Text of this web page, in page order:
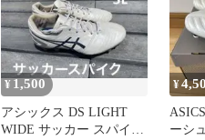
¥ 1,500
アシックス DS LIGHT
WIDE サッカー スパイク
¥
ーシ